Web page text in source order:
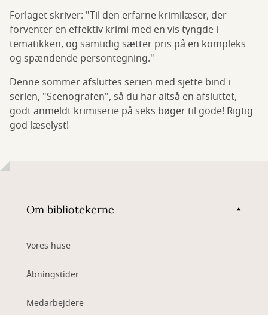
Forlaget skriver: "Til den erfarne krimilæser, der
forventer en effektiv krimi med en vis tyngde i
tematikken, og samtidig sætter pris på en kompleks
og spændende persontegning."
Denne sommer afsluttes serien med sjette bind i
serien, "Scenografen", så du har altså en afsluttet,
godt anmeldt krimiserie på seks bøger til gode! Rigtig
god læselyst!
Om bibliotekerne
Vores huse
Åbningstider
Medarbejdere